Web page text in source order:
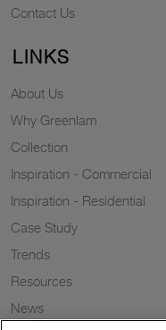
Contact Us
LINKS
About Us
Why Greenlam
Collection
Inspiration - Commercial
Inspiration - Residential
Case Study
Trends
Resources
News